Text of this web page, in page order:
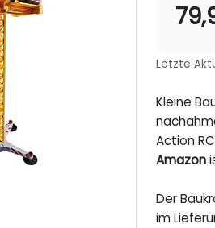
Letzte
Kleine
Action
Amazon
Der
im